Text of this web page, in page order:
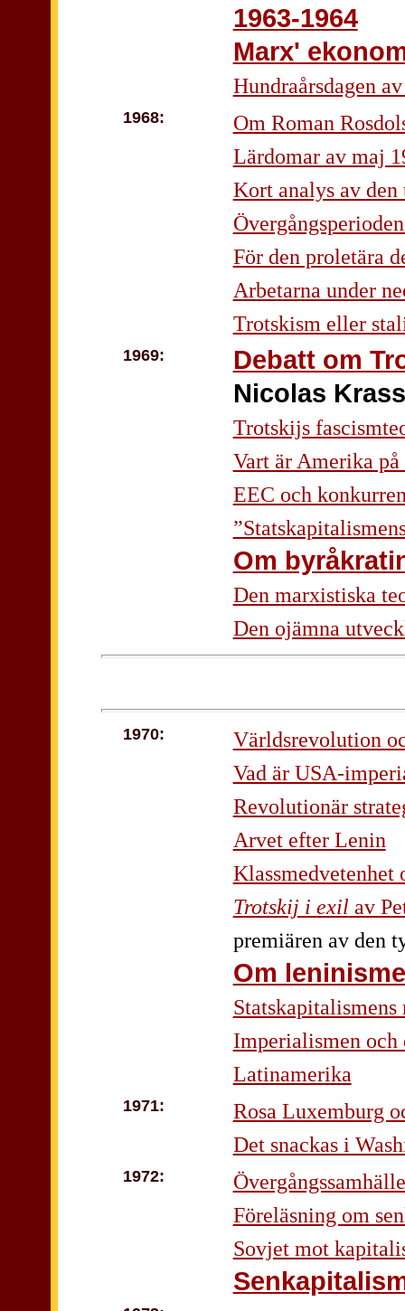
1963-1964
Marx'
Hundraårsdagen
1968:
Om Roman
Lärdomar av maj
Kort analys av
För den proletära
Arbetarna under
Trotskism eller
1969:
Debatt om
Nicolas
Trotskijs
Vart är Amerika på
EEC och
Om
Den marxistiska
Den ojämna
1970:
Världsrevolution
Vad är USA-
Revolutionär
Arvet efter Lenin
Trotskij i exil av
premiären av den
Om
Imperialismen och
Latinamerika
1971:
Rosa Luxemburg
Det snackas i
1972:
Föreläsning om
Sovjet mot